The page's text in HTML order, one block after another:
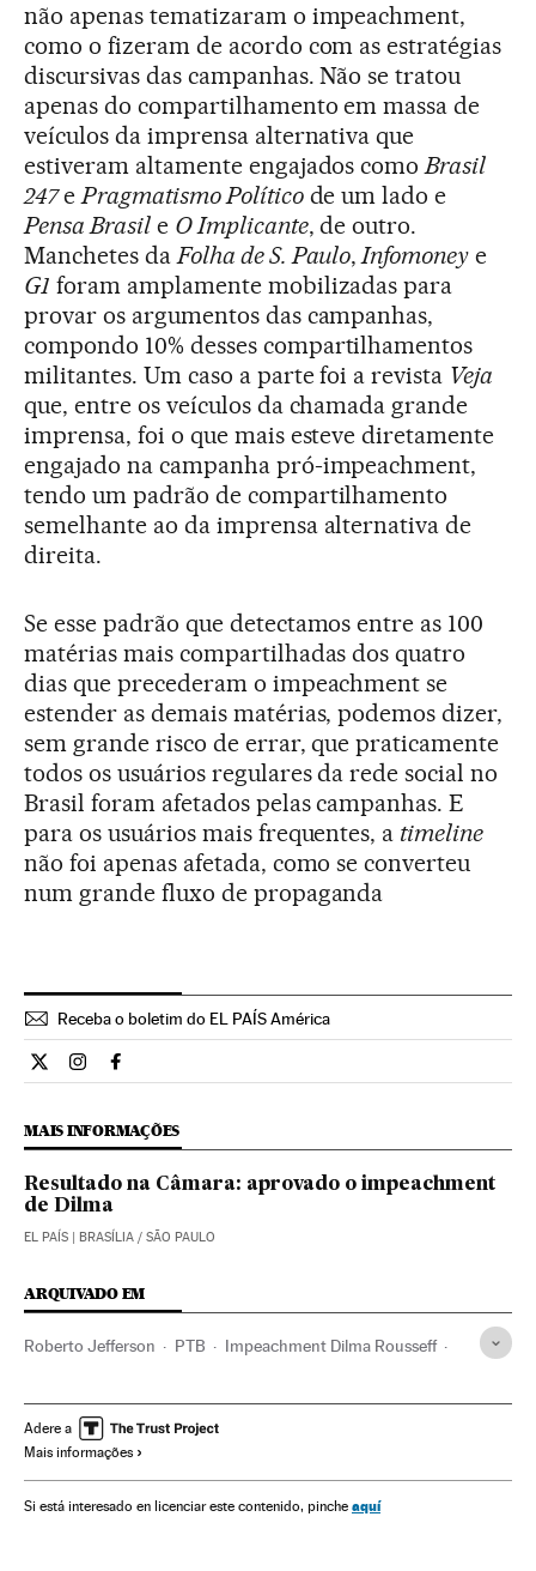
não apenas tematizaram o impeachment,
como o fizeram de acordo com as estratégias
discursivas das campanhas. Não se tratou
apenas do compartilhamento em massa de
veículos da imprensa alternativa que
estiveram altamente engajados comoBrasil
247ePragmatismo Políticode um lado e
Pensa Brasile O Implicante, de outro.
Manchetes daFolha de S. Paulo,Infomoney e
G1 foram amplamente mobilizadas para
provar os argumentos das campanhas,
compondo 10% desses compartilhamentos
militantes. Um caso a parte foi a revista Veja
que, entre os veículos da chamada grande
imprensa, foi o que mais esteve diretamente
engajado na campanha pró-impeachment,
tendo um padrão de compartilhamento
semelhante ao da imprensa alternativa de
direita.
Se esse padrão que detectamos entre as 100
matérias mais compartilhadas dos quatro
dias que precederam o impeachment se
estender as demais matérias, podemos dizer,
sem grande risco de errar, que praticamente
todos os usuários regulares da rede social no
Brasil foram afetados pelas campanhas. E
para os usuários mais frequentes, a timeline
não foi apenas afetada, como se converteu
num grande fluxo de propaganda
Receba o boletim do EL PAÍS América
Opiniao El País Brasil en Twitter
Opiniao El País Brasil en Instagram
Opiniao El País Brasil en Facebook
MAIS INFORMAÇÕES
Resultado na Câmara: aprovado o impeachment
de Dilma
EL PAÍS | BRASÍLIA / SÃO PAULO
ARQUIVADO EM
Roberto Jefferson PTB Impeachment Dilma Rousseff
Impeachment Dilma Rousseff
Redes sociais Atividade legislativa Presidência Brasil
Adere a
Mais informações
Si está interesado en licenciar este contenido, pinche aquí